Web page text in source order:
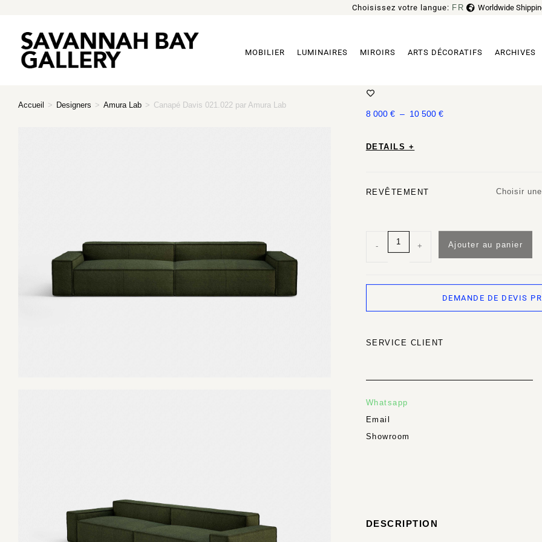
Choisissez votre langue: FR
EN Worldwide
MOBILIER LUMINAIRES MIROIRS ARTS DÉCORATIFS ARCHIVES
Accueil > Designers > Amura Lab > Canapé Davis 021.022 par Amura Lab
8 000 € – 10 500 €
DETAILS +
REVÊTEMENT Choisir
- + Ajouter au panier
DEMANDE DE DEVIS
SERVICE CLIENT
Whatsapp
Email
Showroom
DESCRIPTION